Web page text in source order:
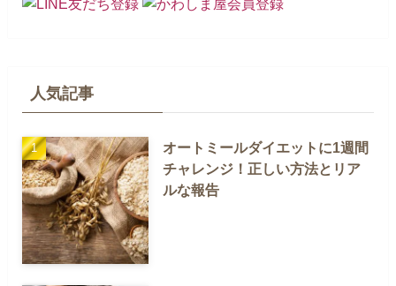
人気記事
オートミールダイエットに1週間
チャレンジ！正しい方法とリア
ルな報告